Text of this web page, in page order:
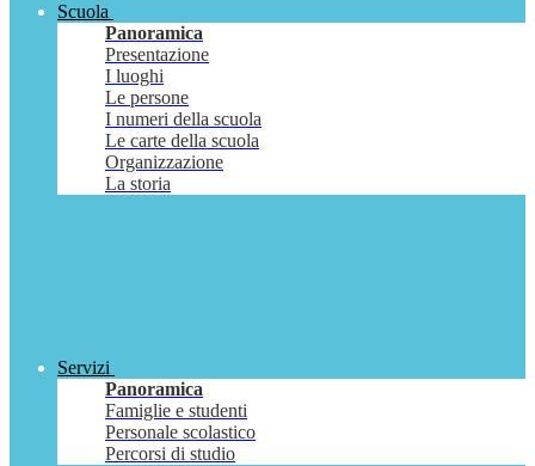
Scuola
Panoramica
Presentazione
I luoghi
Le persone
I numeri della scuola
Le carte della scuola
Organizzazione
La storia
Servizi
Panoramica
Famiglie e studenti
Personale scolastico
Percorsi di studio